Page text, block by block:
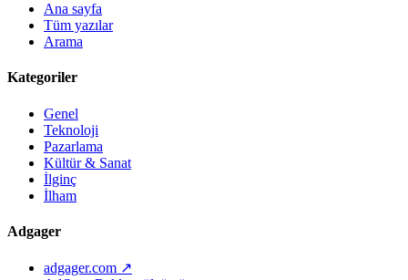
Ana sayfa
Tüm yazılar
Arama
Kategoriler
Genel
Teknoloji
Pazarlama
Kültür & Sanat
İlginç
İlham
Adgager
adgager.com ↗